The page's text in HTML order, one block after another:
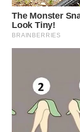
WAHANA
INFRASTRUKTUR
WAHANA
LISTRIK
WAHANA